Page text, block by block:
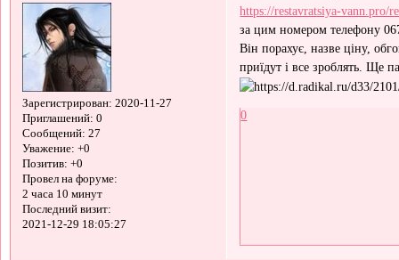
Зарегистрирован: 2020-11-27
Приглашений: 0
Сообщений: 27
Уважение: +0
Позитив: +0
Провел на форуме:
2 часа 10 минут
Последний визит:
2021-12-29 18:05:27
https://restavratsiya-vann.pro/
за цим номером телефону
Він порахує, назве ціну,
приїдут і все зроблять. Ще
0